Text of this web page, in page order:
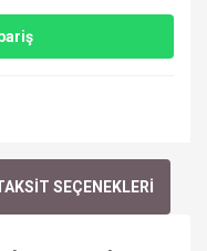
SEÇENEKLERİ